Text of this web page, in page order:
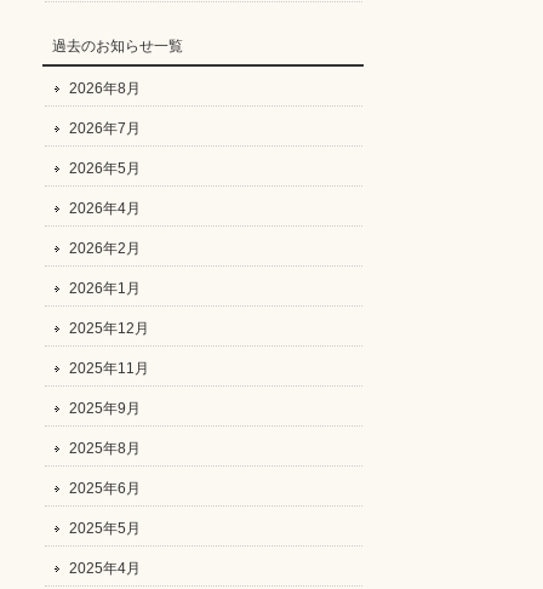
過去のお知らせ一覧
2026年8月
2026年7月
2026年5月
2026年4月
2026年2月
2026年1月
2025年12月
2025年11月
2025年9月
2025年8月
2025年6月
2025年5月
2025年4月